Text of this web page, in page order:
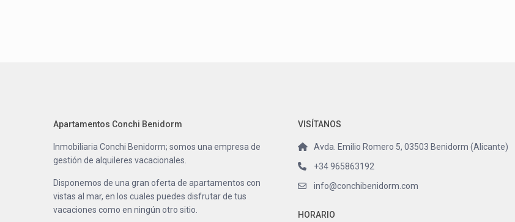
Apartamentos Conchi Benidorm
Inmobiliaria Conchi Benidorm; somos una empresa de
gestión de alquileres vacacionales.
Disponemos de una gran oferta de apartamentos con
vistas al mar, en los cuales puedes disfrutar de tus
vacaciones como en ningún otro sitio.
VISÍTANOS
Avda. Emilio Romero 5, 03503 Benidorm (Alicante)
+34 965863192
info@conchibenidorm.com
HORARIO